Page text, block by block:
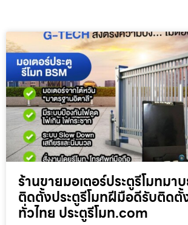
ร้านขายมอเตอร์ประตูรีโมทมา
ติดตั้งประตูรีโมทฝีมือดีรับติดตั้
ทั่วไทย ประตูรีโมท.com